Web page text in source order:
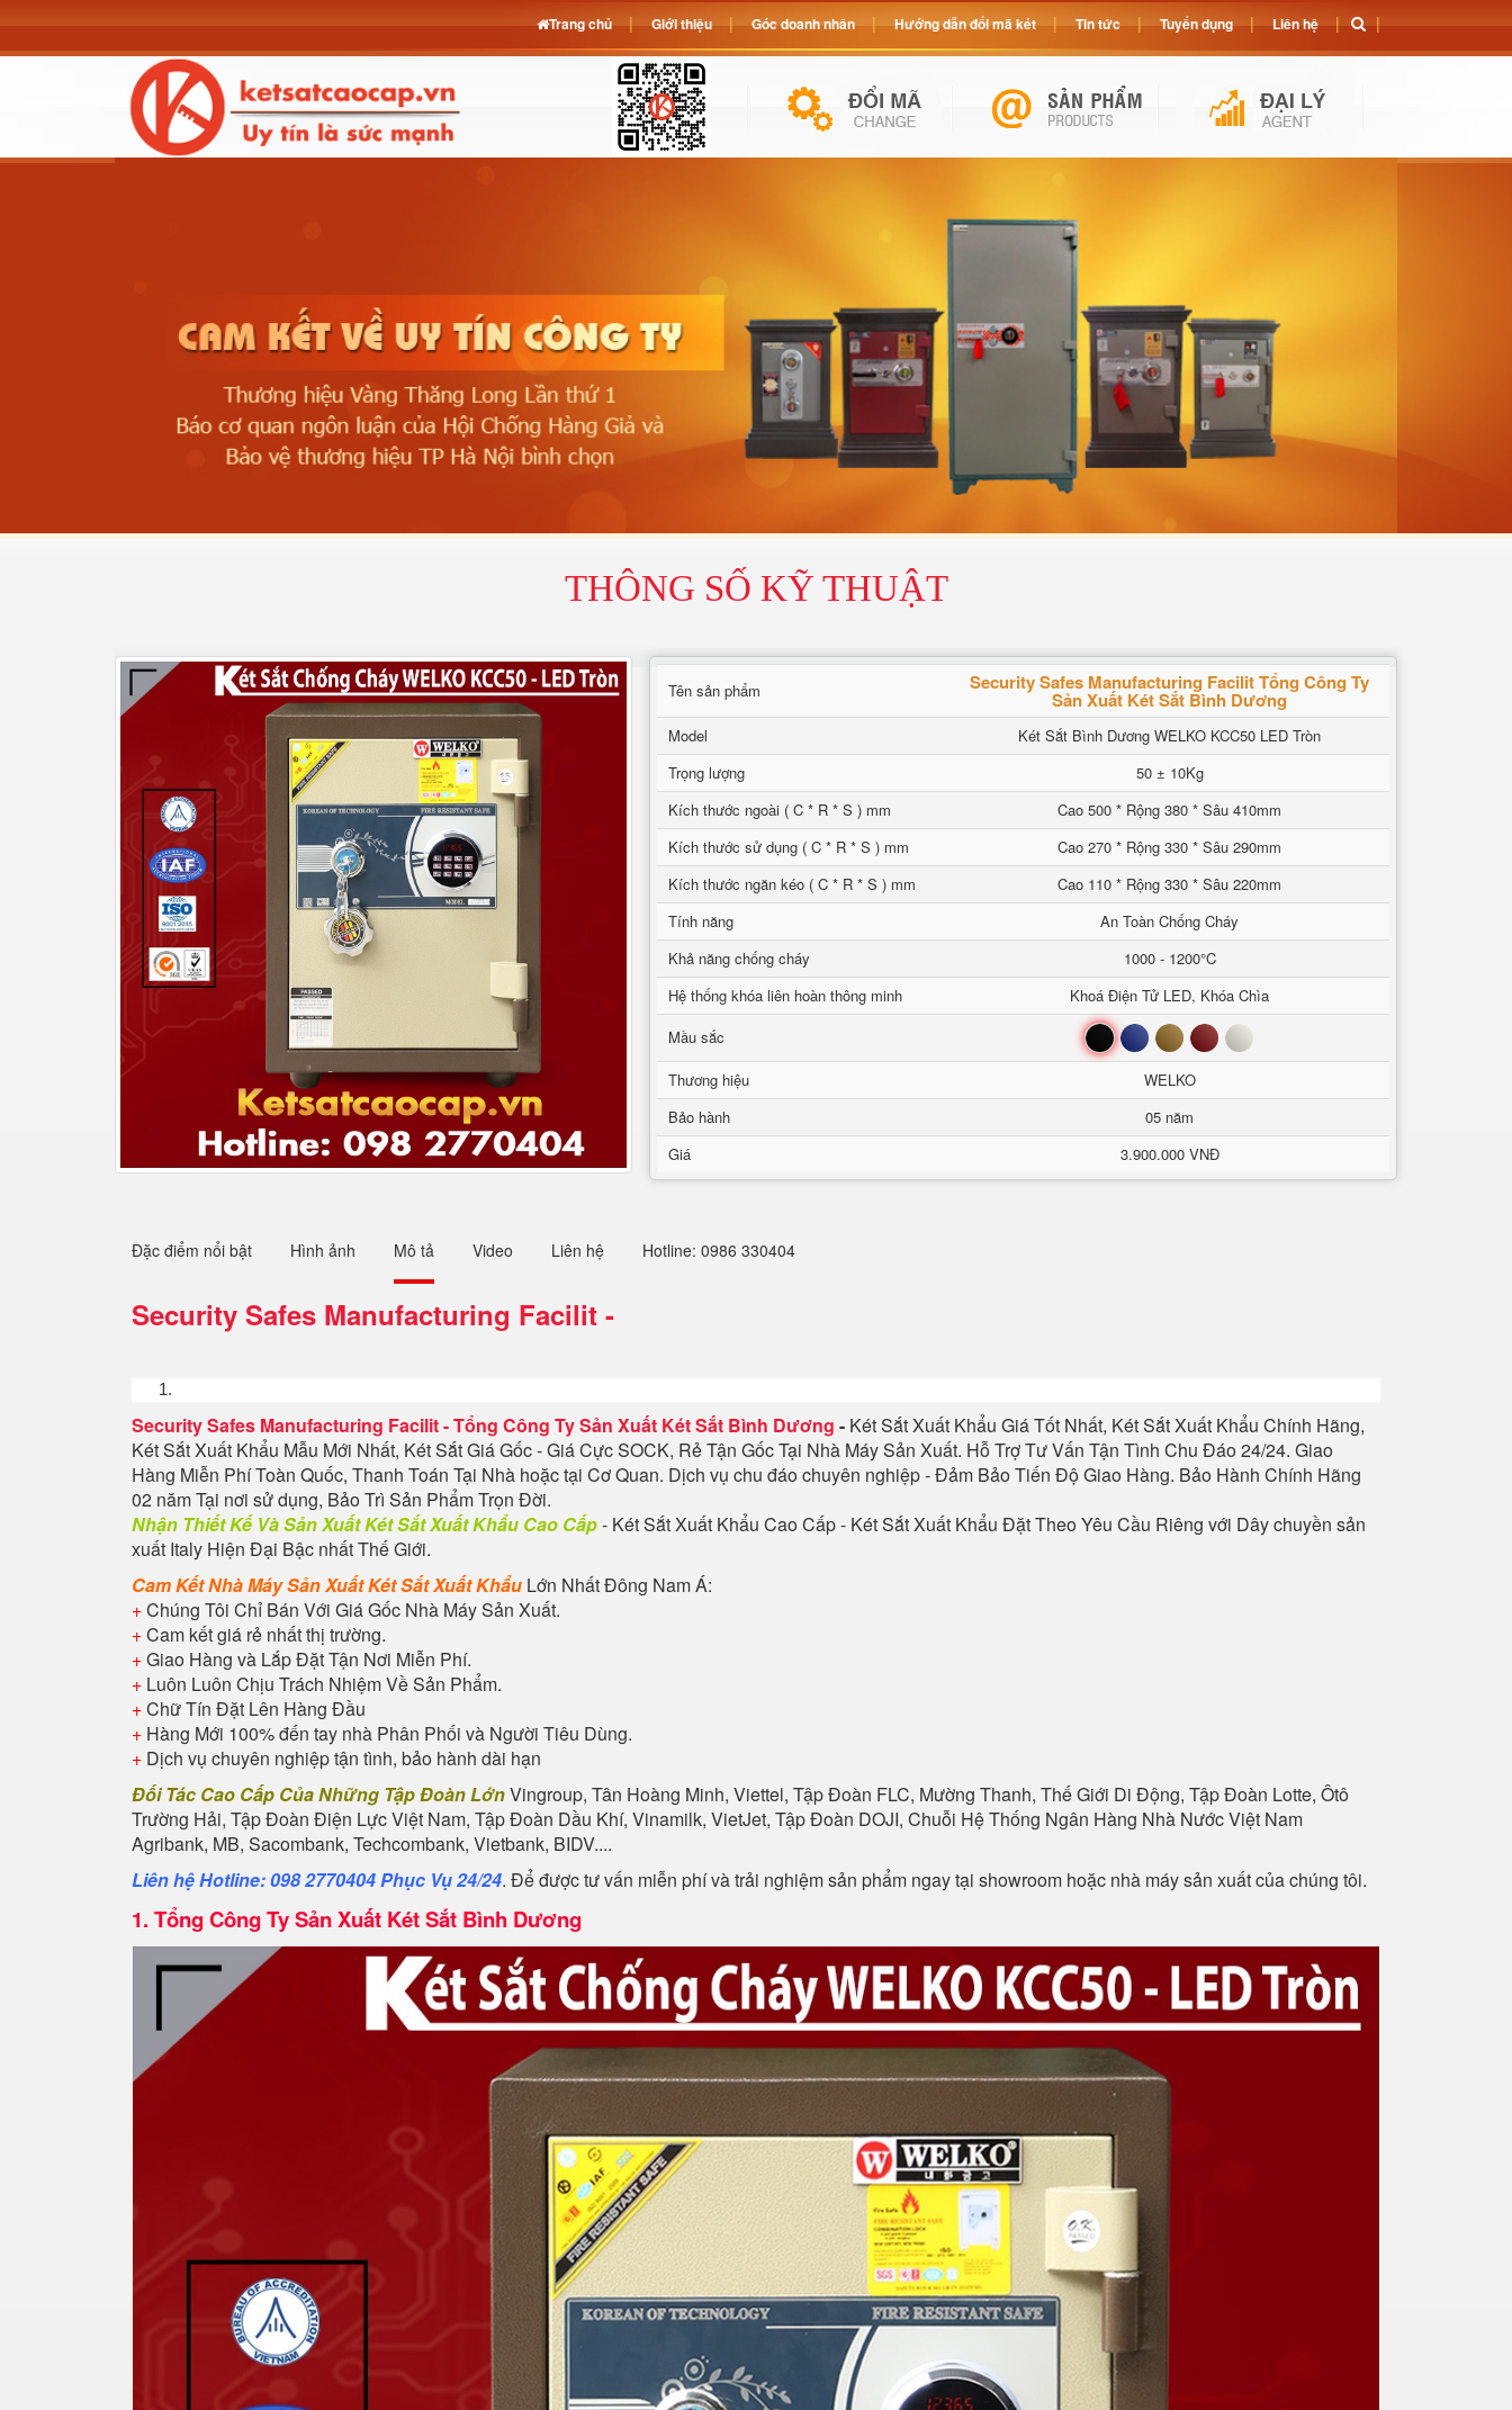
THÔNG SỐ KỸ THUẬT
Tên sản phẩm Security Safes Manufacturing Facilit Tổng Công Ty
Sản Xuất Két Sắt Bình Dương
Model
Két Sắt Bình Dương WELKO KCC50 LED Tròn
Trọng lượng
50 ± 10Kg
Kích thước ngoài ( C * R * S ) mm
Cao 500 * Rộng 380 * Sâu 410mm
Kích thước sử dụng ( C * R * S ) mm
Cao 270 * Rộng 330 * Sâu 290mm
Kích thước ngăn kéo ( C * R * S ) mm
Cao 110 * Rộng 330 * Sâu 220mm
Tính năng
An Toàn Chống Cháy
Khả năng chống cháy
1000 - 1200°C
Hệ thống khóa liên hoàn thông minh
Khoá Điện Tử LED, Khóa Chìa
Mầu sắc
Đen Xanh Nâu Đỏ Trắng
Thương hiệu
WELKO
Bảo hành
05 năm
Giá
3.900.000 VNĐ
Đặc điểm nổi bật Hình ảnh Mô tả Video Liên hệ Hotline: 0986 330404
Security Safes Manufacturing Facilit -
Security Safes Manufacturing Facilit-Tổng Công Ty Sản Xuất Két Sắt Bình Dương - Két Sắt Xuất Khẩu Giá Tốt Nhất, Két Sắt Xuất Khẩu Chính Hãng,
Két Sắt Xuất Khẩu Mẫu Mới Nhất, Két Sắt Giá Gốc - Giá Cực SOCK, Rẻ Tận Gốc Tại Nhà Máy Sản Xuất. Hỗ Trợ Tư Vấn Tận Tình Chu Đáo 24/24. Giao
Hàng Miễn Phí Toàn Quốc, Thanh Toán Tại Nhà hoặc tại Cơ Quan. Dịch vụ chu đáo chuyên nghiệp - Đảm Bảo Tiến Độ Giao Hàng. Bảo Hành Chính Hãng
02 năm Tại nơi sử dụng, Bảo Trì Sản Phẩm Trọn Đời.
Nhận Thiết Kế Và Sản Xuất Két Sắt Xuất Khẩu Cao Cấp- Két Sắt Xuất Khẩu Cao Cấp - Két Sắt Xuất Khẩu Đặt Theo Yêu Cầu Riêng với Dây chuyền sản
xuất Italy Hiện Đại Bậc nhất Thế Giới.
Cam Kết Nhà Máy Sản Xuất KétSắt Xuất Khẩu Lớn Nhất Đông Nam Á:
+Chúng Tôi Chỉ Bán Với Giá Gốc Nhà Máy Sản Xuất.
+Cam kết giá rẻ nhất thị trường.
+Giao Hàng và Lắp Đặt Tận Nơi Miễn Phí.
+ Luôn Luôn Chịu Trách Nhiệm Về Sản Phẩm.
+Chữ Tín Đặt Lên Hàng Đầu
+ Hàng Mới 100% đến tay nhà Phân Phối và Người Tiêu Dùng.
+ Dịch vụ chuyên nghiệp tận tình, bảo hành dài hạn
Đối Tác Cao Cấp Của Những Tập Đoàn LớnVingroup, Tân Hoàng Minh, Viettel, Tập Đoàn FLC, Mường Thanh, Thế Giới Di Động, Tập Đoàn Lotte, Ôtô
Trường Hải, Tập Đoàn Điện Lực Việt Nam, Tập Đoàn Dầu Khí, Vinamilk, VietJet, Tập Đoàn DOJI, Chuỗi Hệ Thống Ngân Hàng Nhà Nước Việt Nam
Agribank, MB, Sacombank, Techcombank, Vietbank, BIDV....
Liên hệ Hotline: 098 2770404 Phục Vụ 24/24. Để được tư vấn miễn phí và trải nghiệm sản phẩm ngay tại showroom hoặc nhà máy sản xuất của chúng tôi.
1. Tổng Công Ty Sản Xuất Két Sắt Bình Dương
Trang chủ Giới thiệu Góc doanh nhân Hướng dẫn đổi mã két Tin tức Tuyển dụng Liên hệ